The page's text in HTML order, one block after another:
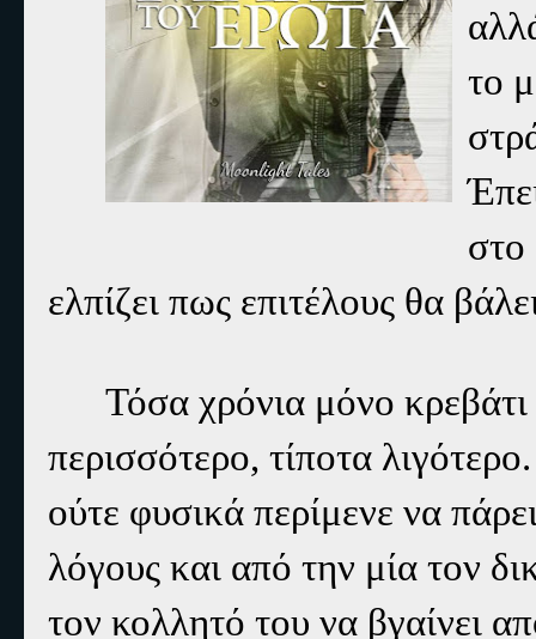
το
στο
ελπίζει πως επιτέλους θα
Τόσα χρόνια μόνο
περισσότερο, τίποτα
ούτε φυσικά περίμενε να
λόγους και από την μία τον
τον κολλητό του να βγαίνει